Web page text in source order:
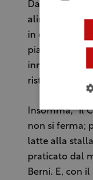
Dalla qualità
alimentare,
in cucina, fino
piacere di
innovativi
ristoratori e
Insomma, “il
non si ferma;
latte alla
praticato dal
Berni. E, con